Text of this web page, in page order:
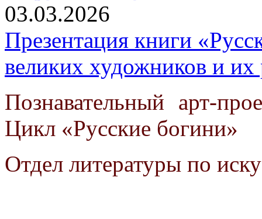
03.03.2026
Презентация книги
великих художников и их
Познавательный арт-
Цикл «Русские богини»
Отдел литературы по